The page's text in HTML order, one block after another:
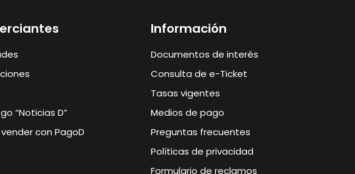
“Noticias D”
con PagoD
Información
Documentos de interés
Consulta de e-Ticket
Tasas vigentes
Medios de pago
Preguntas frecuentes
Políticas de privacidad
Formulario de reclamos